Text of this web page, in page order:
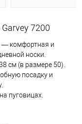
7200
— комфортная и
носки.
см (в размере 50).
посадку и
пуговицах.